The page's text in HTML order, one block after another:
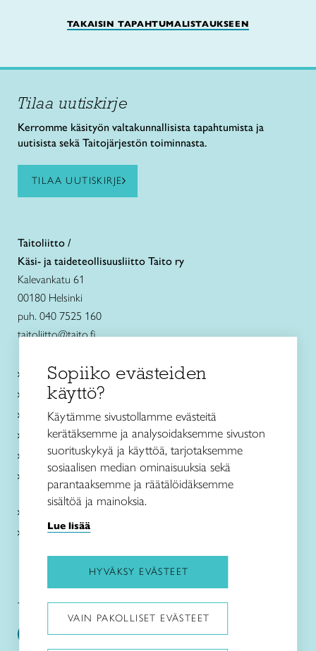
TAKAISIN TAPAHTUMALISTAUKSEEN
Tilaa uutiskirje
Kerromme käsityön valtakunnallisista tapahtumista ja
uutisista sekä Taitojärjestön toiminnasta.
TILAA UUTISKIRJE
Taitoliitto /
Käsi- ja taideteollisuusliitto Taito ry
Kalevankatu 61
00180 Helsinki
puh. 040 7525 160
taitoliitto@taito.fi
Käsityökurssit ja koulutus
Ajankohtaista
Käsityöohjeet
Me olemme Taito
Paikallinen toiminta
Verkkokaupat
Kirjaudu Arviin
Kirjaudu Taitocampukseen
Taitoliitto: Taito-lehti:
Sopiiko evästeiden
käyttö?
Käytämme sivustollamme evästeitä
kerätäksemme ja analysoidaksemme sivuston
suorituskykyä ja käyttöä, tarjotaksemme
sosiaalisen median ominaisuuksia sekä
parantaaksemme ja räätälöidäksemme
sisältöä ja mainoksia.
Lue lisää
HYVÄKSY EVÄSTEET
VAIN PAKOLLISET EVÄSTEET